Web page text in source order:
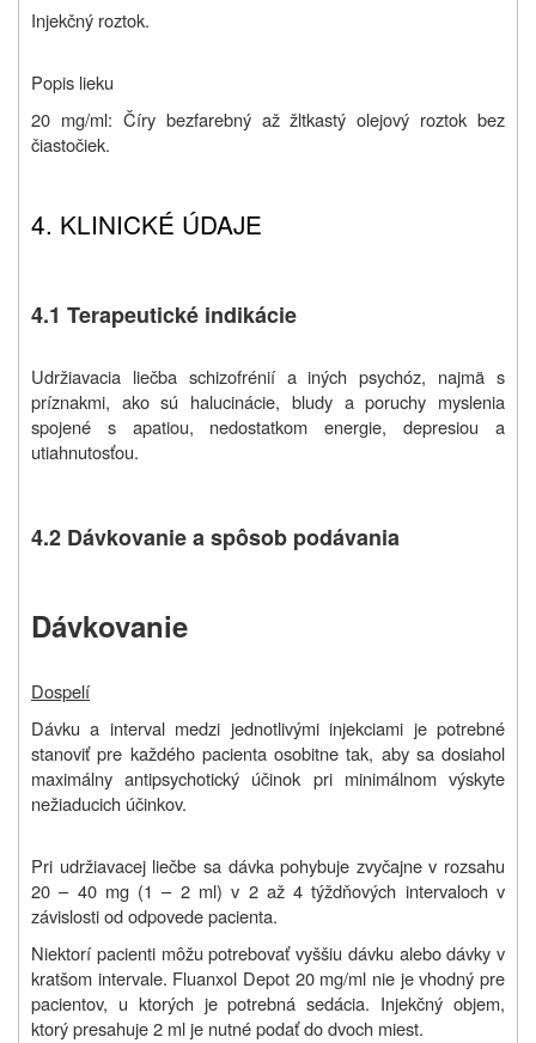
Injekčný roztok.
Popis lieku
20 mg/ml: Číry bezfarebný až žltkastý olejový roztok bez
čiastočiek.
4. KLINICKÉ ÚDAJE
4.1 Terapeutické indikácie
Udržiavacia liečba schizofrénií a iných psychóz, najmä s
príznakmi, ako sú halucinácie, bludy a poruchy myslenia
spojené s apatiou, nedostatkom energie, depresiou a
utiahnutosťou.
4.2 Dávkovanie a spôsob podávania
Dávkovanie
Dospelí
Dávku a interval medzi jednotlivými injekciami je potrebné
stanoviť pre každého pacienta osobitne tak, aby sa dosiahol
maximálny antipsychotický účinok pri minimálnom výskyte
nežiaducich účinkov.
Pri udržiavacej liečbe sa dávka pohybuje zvyčajne v rozsahu
20 – 40 mg (1 – 2 ml) v 2 až 4 týždňových intervaloch v
závislosti od odpovede pacienta.
Niektorí pacienti môžu potrebovať vyššiu dávku alebo dávky v
kratšom intervale. Fluanxol Depot 20 mg/ml nie je vhodný pre
pacientov, u ktorých je potrebná sedácia. Injekčný objem,
ktorý presahuje 2 ml je nutné podať do dvoch miest.